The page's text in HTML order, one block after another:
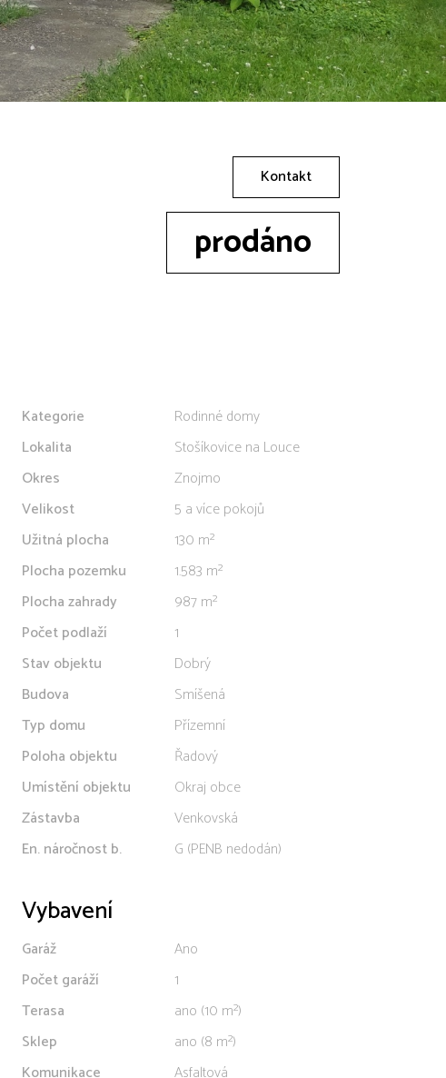
Kontakt
prodáno
Kategorie
Rodinné domy
Lokalita
Stošíkovice na Louce
Okres
Znojmo
Velikost
5 a více pokojů
Užitná plocha
130 m²
Plocha pozemku
1.583 m²
Plocha zahrady
987 m²
Počet podlaží
1
Stav objektu
Dobrý
Budova
Smíšená
Typ domu
Přízemní
Poloha objektu
Řadový
Umístění objektu
Okraj obce
Zástavba
Venkovská
En. náročnost b.
G (PENB nedodán)
Vybavení
Garáž
Ano
Počet garáží
1
Terasa
ano (10 m²)
Sklep
ano (8 m²)
Komunikace
Asfaltová